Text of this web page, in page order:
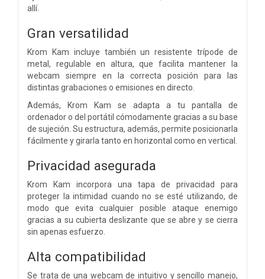
allí.
Gran versatilidad
Krom Kam incluye también un resistente trípode de
metal, regulable en altura, que facilita mantener la
webcam siempre en la correcta posición para las
distintas grabaciones o emisiones en directo.
Además, Krom Kam se adapta a tu pantalla de
ordenador o del portátil cómodamente gracias a su base
de sujeción. Su estructura, además, permite posicionarla
fácilmente y girarla tanto en horizontal como en vertical.
Privacidad asegurada
Krom Kam incorpora una tapa de privacidad para
proteger la intimidad cuando no se esté utilizando, de
modo que evita cualquier posible ataque enemigo
gracias a su cubierta deslizante que se abre y se cierra
sin apenas esfuerzo.
Alta compatibilidad
Se trata de una webcam de intuitivo y sencillo manejo,